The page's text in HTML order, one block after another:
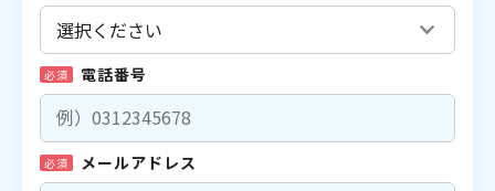
必須 電話番号
必須 メールアドレス